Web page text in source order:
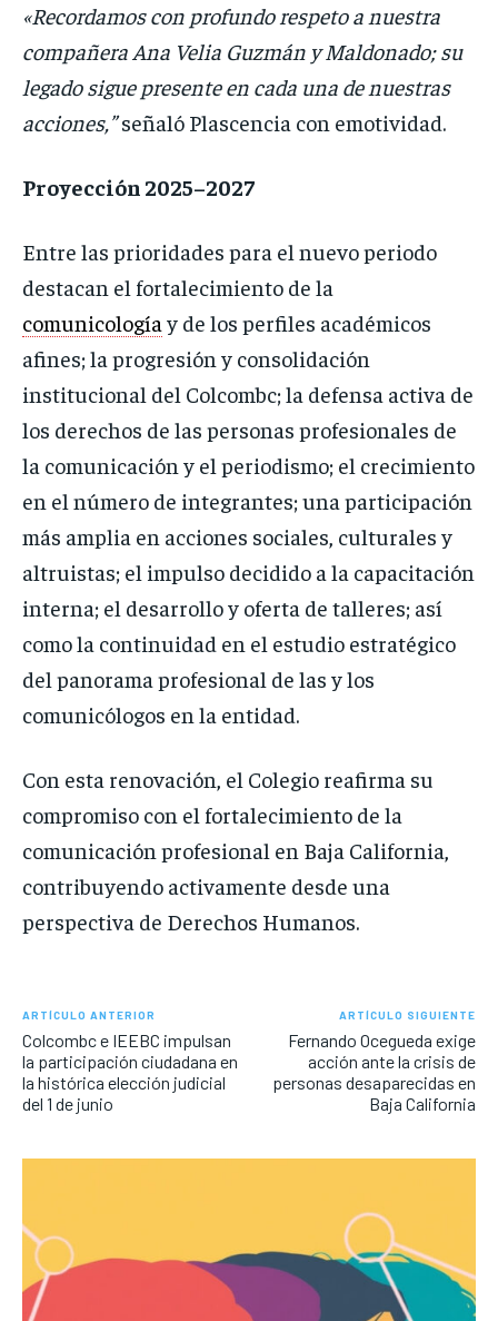
«Recordamos con profundo respeto a nuestra
compañera Ana Velia Guzmán y Maldonado; su
legado sigue presente en cada una de nuestras
acciones,”señaló Plascencia con emotividad.
Proyección 2025–2027
Entre las prioridades para el nuevo periodo
destacan el fortalecimiento de la
comunicología y de los perfiles académicos
afines; la progresión y consolidación
institucional del Colcombc; la defensa activa de
los derechos de las personas profesionales de
la comunicación y el periodismo; el crecimiento
en el número de integrantes; una participación
más amplia en acciones sociales, culturales y
altruistas; el impulso decidido a la capacitación
interna; el desarrollo y oferta de talleres; así
como la continuidad en el estudio estratégico
del panorama profesional de las y los
comunicólogos en la entidad.
Con esta renovación, el Colegio reafirma su
compromiso con el fortalecimiento de la
comunicación profesional en Baja California,
contribuyendo activamente desde una
perspectiva de Derechos Humanos.
ARTÍCULO ANTERIOR
Colcombc e IEEBC impulsan
la participación ciudadana en
la histórica elección judicial
del 1 de junio
ARTÍCULO SIGUIENTE
Fernando Ocegueda exige
acción ante la crisis de
personas desaparecidas en
Baja California